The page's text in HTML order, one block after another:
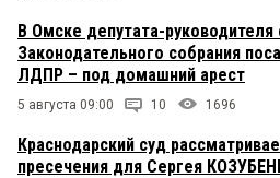
В Омске депутата-
Законодательного собрания
ЛДПР – под домашний арест
5 августа 09:00 10 1696
Краснодарский суд
пресечения для Сергея